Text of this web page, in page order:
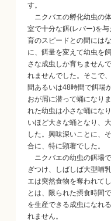
す。
ニクバエの孵化幼虫の
室で十分な餌(レバー)を
育のスピードとの間には
に、餌量を変えて幼虫を
さな成虫しか育ちません
れませんでした。そこで
間あるいは48時間で餌場
おが屑に潜って蛹になり
れた幼虫は小さな蛹にな
いほど大きな蛹となり、
した。興味深いことに、
合に、特に顕著でした。
ニクバエの幼虫の餌場
ぎつけ、しばしば大型哺
エは突然食物を奪われて
とは、限られた摂食時間
を生産できる成虫になれ
れません。